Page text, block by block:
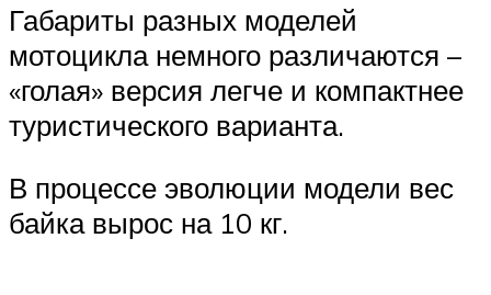
Габариты разных моделей
мотоцикла немного различаются –
«голая» версия легче и компактнее
туристического варианта.
В процессе эволюции модели вес
байка вырос на 10 кг.